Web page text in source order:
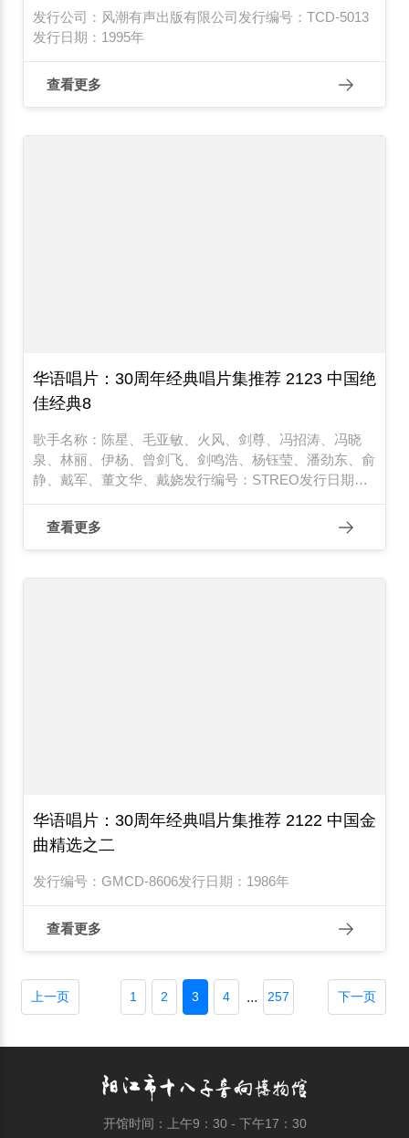
发行公司：风潮有声出版有限公司发行编号：TCD-5013
发行日期：1995年
查看更多
华语唱片：30周年经典唱片集推荐 2123 中国绝
佳经典8
歌手名称：陈星、毛亚敏、火风、剑尊、冯招涛、冯晓
泉、林丽、伊杨、曾剑飞、剑鸣浩、杨钰莹、潘劲东、俞
静、戴军、董文华、戴娆发行编号：STREO发行日期：
查看更多
华语唱片：30周年经典唱片集推荐 2122 中国金
曲精选之二
发行编号：GMCD-8606发行日期：1986年
查看更多
上一页 1 2 3 4 ... 257 下一页
开馆时间：上午9：30 - 下午17：30